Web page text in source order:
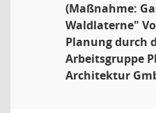
(Maßnahme:
Waldlaterne"
Planung durch
Arbeitsgruppe
Architektur